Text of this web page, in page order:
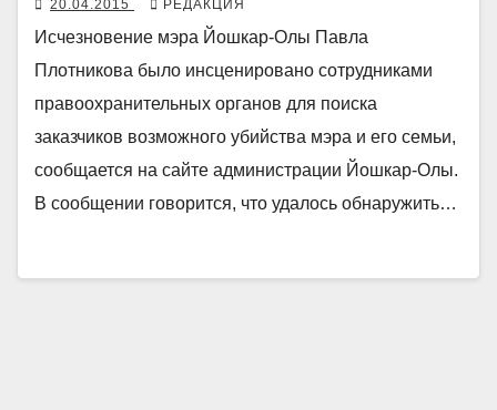
20.04.2015 РЕДАКЦИЯ
Исчезновение мэра Йошкар-Олы Павла
Плотникова было инсценировано сотрудниками
правоохранительных органов для поиска
заказчиков возможного убийства мэра и его семьи,
сообщается на сайте администрации Йошкар-Олы.
В сообщении говорится, что удалось обнаружить…